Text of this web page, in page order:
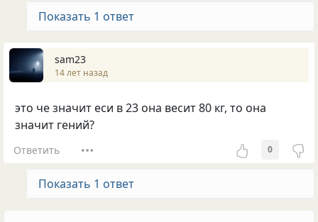
Показать 1 ответ
sam23
14 лет назад
это че значит еси в 23 она весит 80 кг, то она
значит гений?
Ответить 0
Показать 1 ответ